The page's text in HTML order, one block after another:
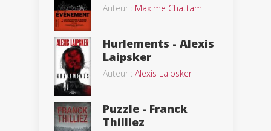
Auteur : Maxime Chattam
Hurlements - Alexis
Laipsker
Auteur : Alexis Laipsker
Puzzle - Franck
Thilliez